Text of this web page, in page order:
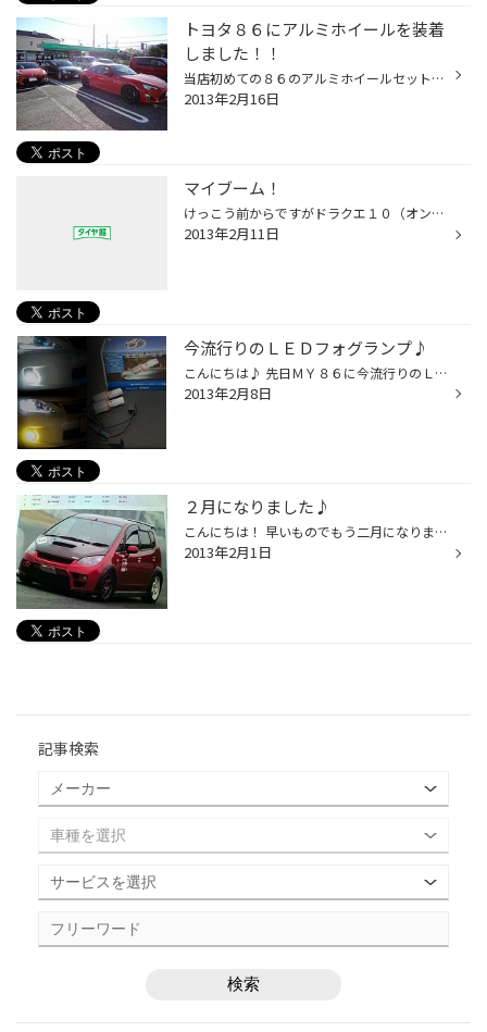
トヨタ８６にアルミホイールを装着
しました！！
当店初めての８６のアルミホイールセットお買い上げの お客様です！！ （自分は除いて・・・） やっぱり自分と同じ車の方がいらっしゃると嬉しいですねぇ（^^） ホイールは・・・ ワークエモーション １１Ｒです！！ １１本スポークの定番スポーツホイールでとてもカッコイイです。 １８インチにア...
2013年2月16日
マイブーム！
けっこう前からですがドラクエ１０（オンライン）にはまってます＾＾ 自称ゲーマーですが更に上をいくゲーマーを発見！ 本体を２台で一人二役というツワモノと遭遇。 ドラクエをやった事のある人だと分かると思いますが パーティを組みオンラインなので一緒にやるわけですが 一人何も喋らなくて動き...
2013年2月11日
今流行りのＬＥＤフォグランプ♪
こんにちは♪ 先日ＭＹ８６に今流行りのＬＥＤフォグランプを装着しました。 当店でディスプレイしているJunackのLEDIST（レディスト）です。 今までの製品と違うのは、ＨＩＤと違いポン付けで装着が簡単！！ さらにＨＩＤに負けないくらいの明るさです。 夜はフォグランプだけで走れてしまうくらい...
2013年2月8日
２月になりました♪
こんにちは！ 早いものでもう二月になりました（＾－＾） 一月は早い降雪でバタバタした一ヶ月でしたね＞＿＜ あと何回雪がふるのでしょうか・・・ 私の愛車はダサイ純正ホイールにスタッドレスを今履いてるので はやく夏タイヤに戻したい今日このごろです（笑） 去年はコルトで各地のサーキットを...
2013年2月1日
記事検索